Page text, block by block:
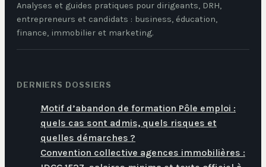
Analyses et guides pratiques pour dirigeants, DRH,
entrepreneurs et candidats : business, éducation,
finance, immobilier et marketing.
DERNIERS DOSSIERS
Motif d’abandon de formation Pôle emploi :
quels cas sont admis, quels risques et
quelles démarches ?
Convention collective agences immobilières :